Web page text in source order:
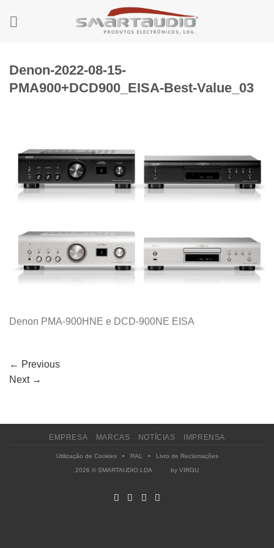
Denon-2022-08-15-
PMA900+DCD900_EISA-Best-Value_03
Denon PMA-900HNE e DCD-900NE EISA
← Previous
Next →
EMPRESA MARCAS NOTÍCIAS IMPRENSA
Utilização de Cookies• RAL • Livro de Reclamações
2026 © SMARTAUDIO LDA by VIRGU